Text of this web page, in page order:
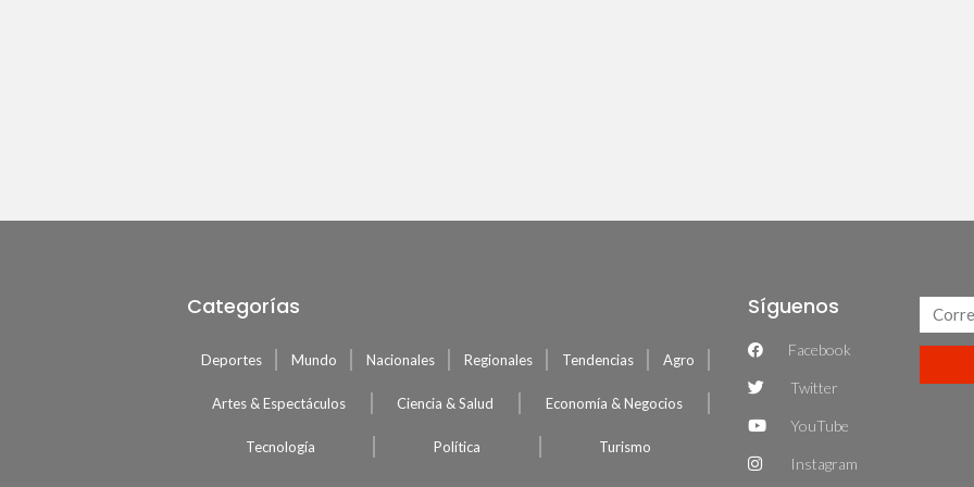
Categorías
Deportes Mundo Nacionales Regionales Tendencias Agro
Artes & Espectáculos Ciencia & Salud Economía & Negocios
Tecnología Política Turismo
Síguenos
Facebook
Twitter
YouTube
Instagram